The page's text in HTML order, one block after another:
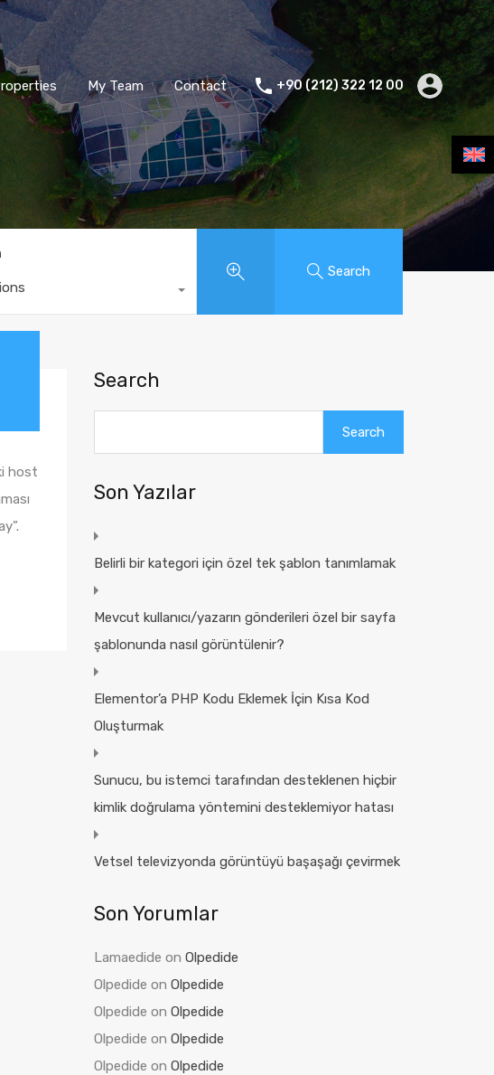
My Team Contact +90 (212) 322 12 00
Search
host
Search
Search
Son Yazılar
Belirli bir kategori için özel tek şablon tanımlamak
Mevcut kullanıcı/yazarın gönderileri özel bir sayfa
şablonunda nasıl görüntülenir?
Elementor’a PHP Kodu Eklemek İçin Kısa Kod
Oluşturmak
Sunucu, bu istemci tarafından desteklenen hiçbir
kimlik doğrulama yöntemini desteklemiyor hatası
Vetsel televizyonda görüntüyü başaşağı çevirmek
Son Yorumlar
Lamaedide on Olpedide
Olpedide on Olpedide
Olpedide on Olpedide
Olpedide on Olpedide
Olpedide on Olpedide